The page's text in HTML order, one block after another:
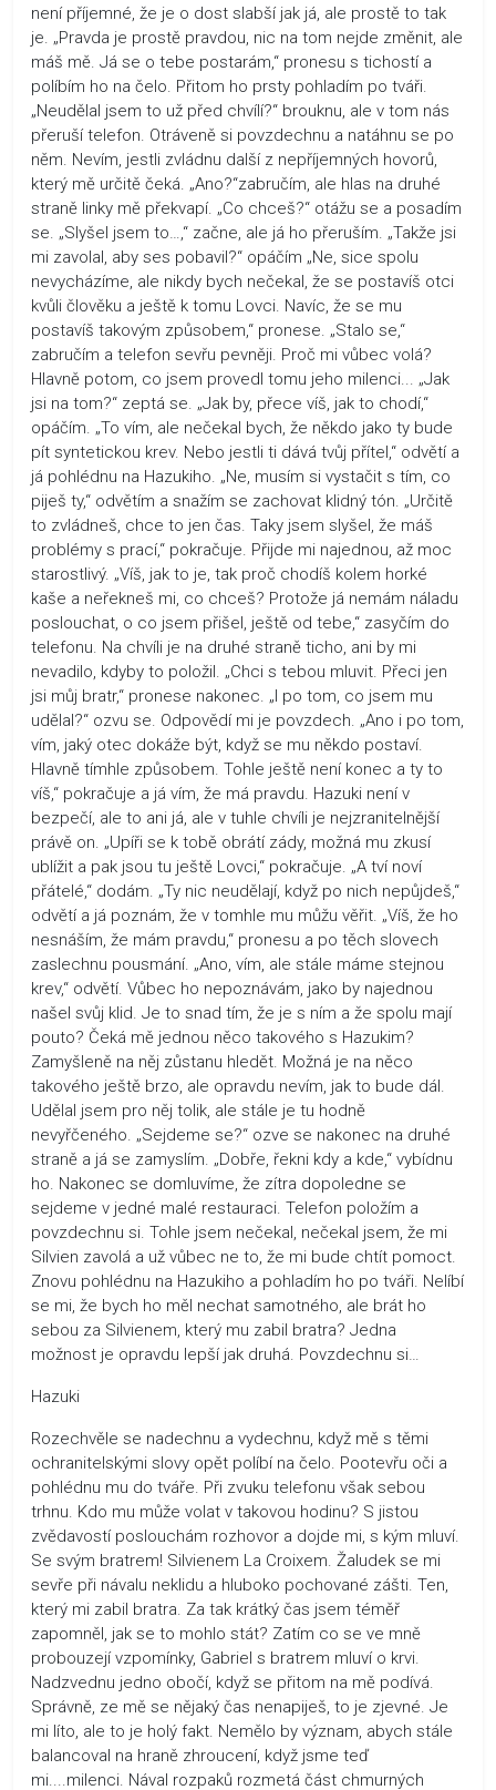
není příjemné, že je o dost slabší jak já, ale prostě to tak
je. „Pravda je prostě pravdou, nic na tom nejde změnit, ale
máš mě. Já se o tebe postarám,“ pronesu s tichostí a
políbím ho na čelo. Přitom ho prsty pohladím po tváři.
„Neudělal jsem to už před chvílí?“ brouknu, ale v tom nás
přeruší telefon. Otráveně si povzdechnu a natáhnu se po
něm. Nevím, jestli zvládnu další z nepříjemných hovorů,
který mě určitě čeká. „Ano?“zabručím, ale hlas na druhé
straně linky mě překvapí. „Co chceš?“ otážu se a posadím
se. „Slyšel jsem to…,“ začne, ale já ho přeruším. „Takže jsi
mi zavolal, aby ses pobavil?“ opáčím „Ne, sice spolu
nevycházíme, ale nikdy bych nečekal, že se postavíš otci
kvůli člověku a ještě k tomu Lovci. Navíc, že se mu
postavíš takovým způsobem,“ pronese. „Stalo se,“
zabručím a telefon sevřu pevněji. Proč mi vůbec volá?
Hlavně potom, co jsem provedl tomu jeho milenci... „Jak
jsi na tom?“ zeptá se. „Jak by, přece víš, jak to chodí,“
opáčím. „To vím, ale nečekal bych, že někdo jako ty bude
pít syntetickou krev. Nebo jestli ti dává tvůj přítel,“ odvětí a
já pohlédnu na Hazukiho. „Ne, musím si vystačit s tím, co
piješ ty,“ odvětím a snažím se zachovat klidný tón. „Určitě
to zvládneš, chce to jen čas. Taky jsem slyšel, že máš
problémy s prací,“ pokračuje. Přijde mi najednou, až moc
starostlivý. „Víš, jak to je, tak proč chodíš kolem horké
kaše a neřekneš mi, co chceš? Protože já nemám náladu
poslouchat, o co jsem přišel, ještě od tebe,“ zasyčím do
telefonu. Na chvíli je na druhé straně ticho, ani by mi
nevadilo, kdyby to položil. „Chci s tebou mluvit. Přeci jen
jsi můj bratr,“ pronese nakonec. „I po tom, co jsem mu
udělal?“ ozvu se. Odpovědí mi je povzdech. „Ano i po tom,
vím, jaký otec dokáže být, když se mu někdo postaví.
Hlavně tímhle způsobem. Tohle ještě není konec a ty to
víš,“ pokračuje a já vím, že má pravdu. Hazuki není v
bezpečí, ale to ani já, ale v tuhle chvíli je nejzranitelnější
právě on. „Upíři se k tobě obrátí zády, možná mu zkusí
ublížit a pak jsou tu ještě Lovci,“ pokračuje. „A tví noví
přátelé,“ dodám. „Ty nic neudělají, když po nich nepůjdeš,“
odvětí a já poznám, že v tomhle mu můžu věřit. „Víš, že ho
nesnáším, že mám pravdu,“ pronesu a po těch slovech
zaslechnu pousmání. „Ano, vím, ale stále máme stejnou
krev,“ odvětí. Vůbec ho nepoznávám, jako by najednou
našel svůj klid. Je to snad tím, že je s ním a že spolu mají
pouto? Čeká mě jednou něco takového s Hazukim?
Zamyšleně na něj zůstanu hledět. Možná je na něco
takového ještě brzo, ale opravdu nevím, jak to bude dál.
Udělal jsem pro něj tolik, ale stále je tu hodně
nevyřčeného. „Sejdeme se?“ ozve se nakonec na druhé
straně a já se zamyslím. „Dobře, řekni kdy a kde,“ vybídnu
ho. Nakonec se domluvíme, že zítra dopoledne se
sejdeme v jedné malé restauraci. Telefon položím a
povzdechnu si. Tohle jsem nečekal, nečekal jsem, že mi
Silvien zavolá a už vůbec ne to, že mi bude chtít pomoct.
Znovu pohlédnu na Hazukiho a pohladím ho po tváři. Nelíbí
se mi, že bych ho měl nechat samotného, ale brát ho
sebou za Silvienem, který mu zabil bratra? Jedna
možnost je opravdu lepší jak druhá. Povzdechnu si…
Hazuki
Rozechvěle se nadechnu a vydechnu, když mě s těmi
ochranitelskými slovy opět políbí na čelo. Pootevřu oči a
pohlédnu mu do tváře. Při zvuku telefonu však sebou
trhnu. Kdo mu může volat v takovou hodinu? S jistou
zvědavostí poslouchám rozhovor a dojde mi, s kým mluví.
Se svým bratrem! Silvienem La Croixem. Žaludek se mi
sevře při návalu neklidu a hluboko pochované zášti. Ten,
který mi zabil bratra. Za tak krátký čas jsem téměř
zapomněl, jak se to mohlo stát? Zatím co se ve mně
probouzejí vzpomínky, Gabriel s bratrem mluví o krvi.
Nadzvednu jedno obočí, když se přitom na mě podívá.
Správně, ze mě se nějaký čas nenapiješ, to je zjevné. Je
mi líto, ale to je holý fakt. Nemělo by význam, abych stále
balancoval na hraně zhroucení, když jsme teď
mi....milenci. Nával rozpaků rozmetá část chmurných